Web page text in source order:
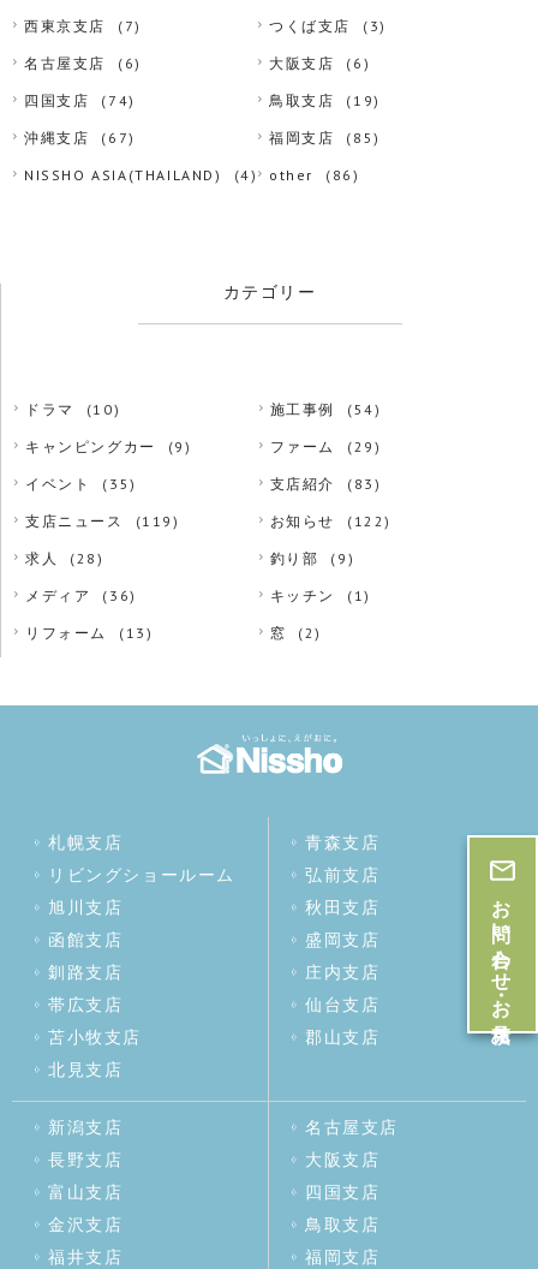
西東京支店 (7) つくば支店 (3)
名古屋支店 (6) 大阪支店 (6)
四国支店 (74) 鳥取支店 (19)
沖縄支店 (67) 福岡支店 (85)
NISSHO ASIA(THAILAND) (4) other (86)
カテゴリー
ドラマ (10) 施工事例 (54)
キャンピングカー (9) ファーム (29)
イベント (35) 支店紹介 (83)
支店ニュース (119) お知らせ (122)
求人 (28) 釣り部 (9)
メディア (36) キッチン (1)
リフォーム (13) 窓 (2)
札幌支店
リビングショールーム
旭川支店
函館支店
釧路支店
帯広支店
苫小牧支店
北見支店
青森支店
弘前支店
秋田支店
盛岡支店
庄内支店
仙台支店
郡山支店
新潟支店
長野支店
富山支店
金沢支店
福井支店
名古屋支店
大阪支店
四国支店
鳥取支店
福岡支店
お問い合わせ・お見積